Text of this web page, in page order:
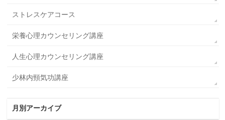
ストレスケアコース
栄養心理カウンセリング講座
人生心理カウンセリング講座
少林内頸気功講座
月別アーカイブ